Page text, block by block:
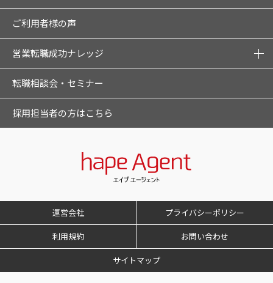
ご利用者様の声
営業転職成功ナレッジ
転職相談会・セミナー
採用担当者の方はこちら
運営会社 プライバシーポリシー
利用規約 お問い合わせ
サイトマップ